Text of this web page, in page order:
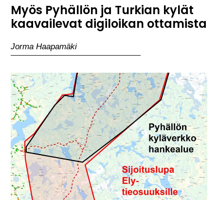
Myös Pyhällön ja Turkian kylät
kaavailevat digiloikan ottamista
Jorma Haapamäki